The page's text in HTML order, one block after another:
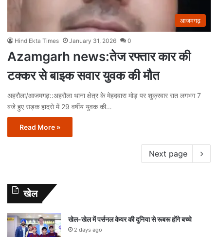
आजमगढ़
Hind Ekta Times January 31, 2026 0
Azamgarh news:तेज रफ्तार कार की
टक्कर से बाइक सवार युवक की मौत
अहरौला/आजमगढ़::अहरौला थाना क्षेत्र के मेहदवारा मोड़ पर शुक्रवार रात लगभग 7
बजे हुए सड़क हादसे में 29 वर्षीय युवक की…
Read More »
Next page
खेल
खेल-खेल में पर्सनल केयर की दुनिया से रूबरू होंगे बच्चे
2 days ago